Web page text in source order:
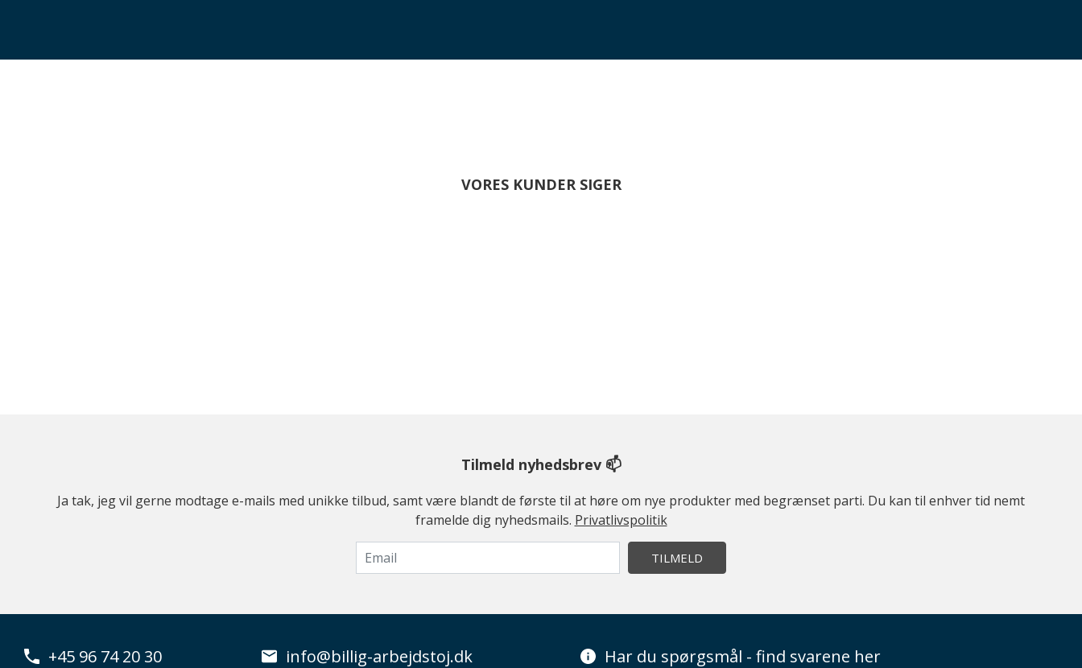
VORES KUNDER SIGER
Tilmeld nyhedsbrev 📫
Ja tak, jeg vil gerne modtage e-mails med unikke tilbud, samt være blandt de første til at høre om nye produkter med begrænset parti. Du kan til enhver tid nemt
framelde dig nyhedsmails. Privatlivspolitik
TILMELD
+45 96 74 20 30 info@billig-arbejdstoj.dk Har du spørgsmål - find svarene her